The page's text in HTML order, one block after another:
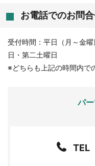
お電話でのお問
受付時間：平日（月～金
日・第二土曜日
※どちらも上記の時間内で
パ
TEL